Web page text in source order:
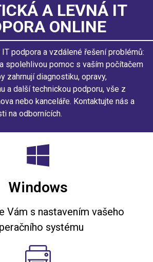
A LEVNÁ IT
ONLINE
podpora a vzdálené řešení problémů:
spolehlivou pomoc s vaším počítačem
zahrnují diagnostiku, opravy,
a další technickou podporu, vše z
nebo kanceláře. Kontaktujte nás a
na odbornících.
Windows
Vám s nastavením vašeho
systému